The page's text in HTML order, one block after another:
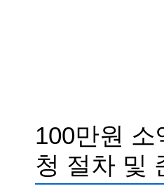
100만원 소
청 절차 및